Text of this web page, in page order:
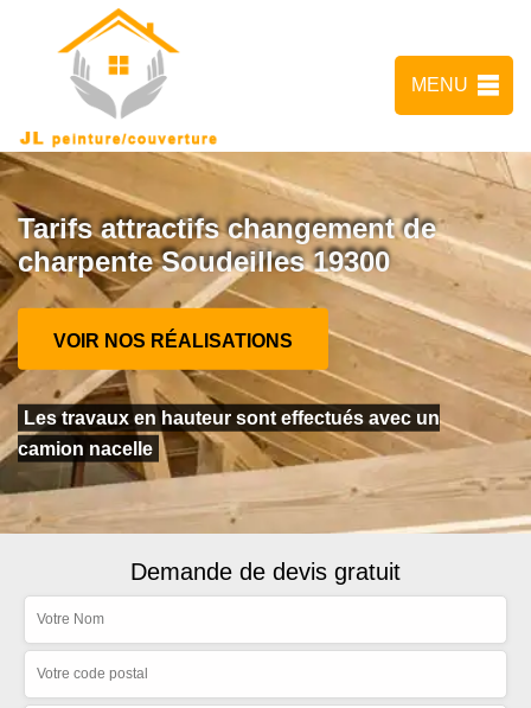
MENU
Tarifs attractifs changement de
charpente Soudeilles 19300
VOIR NOS RÉALISATIONS
Les travaux en hauteur sont effectués avec un
camion nacelle
Demande de devis gratuit